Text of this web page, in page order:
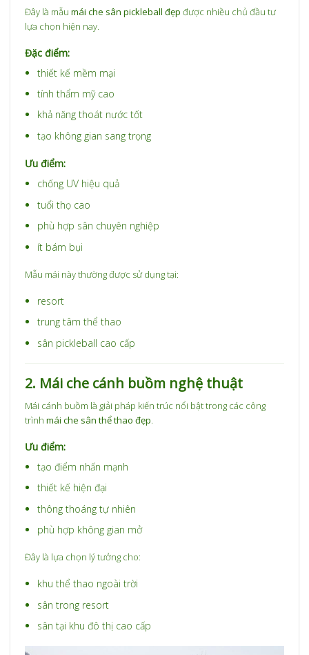
Đây là mẫumái che sân pickleball đẹp được nhiều chủ đầu tư
lựa chọn hiện nay.
Đặc điểm:
thiết kế mềm mại
tính thẩm mỹ cao
khả năng thoát nước tốt
tạo không gian sang trọng
Ưu điểm:
chống UV hiệu quả
tuổi thọ cao
phù hợp sân chuyên nghiệp
ít bám bụi
Mẫu mái này thường được sử dụng tại:
resort
trung tâm thể thao
sân pickleball cao cấp
2. Mái che cánh buồm nghệ thuật
Mái cánh buồm là giải pháp kiến trúc nổi bật trong các công
trìnhmái che sân thể thao đẹp.
Ưu điểm:
tạo điểm nhấn mạnh
thiết kế hiện đại
thông thoáng tự nhiên
phù hợp không gian mở
Đây là lựa chọn lý tưởng cho:
khu thể thao ngoài trời
sân trong resort
sân tại khu đô thị cao cấp